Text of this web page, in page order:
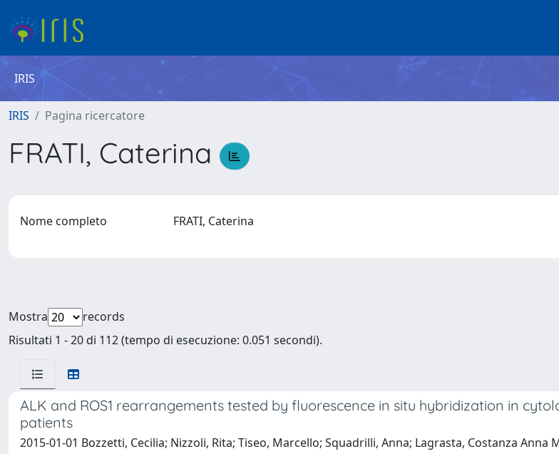
IRIS
IRIS Pagina ricercatore
FRATI, Caterina
Nome completo FRATI, Caterina
Mostra
records
Risultati 1 - 20 di 112 (tempo di esecuzione: 0.051 secondi).
ALK and ROS1 rearrangements tested by fluorescence in situ hybridization in
patients
2015-01-01 Bozzetti, Cecilia; Nizzoli, Rita; Tiseo, Marcello; Squadrilli, Anna; Lagrasta, Costanza